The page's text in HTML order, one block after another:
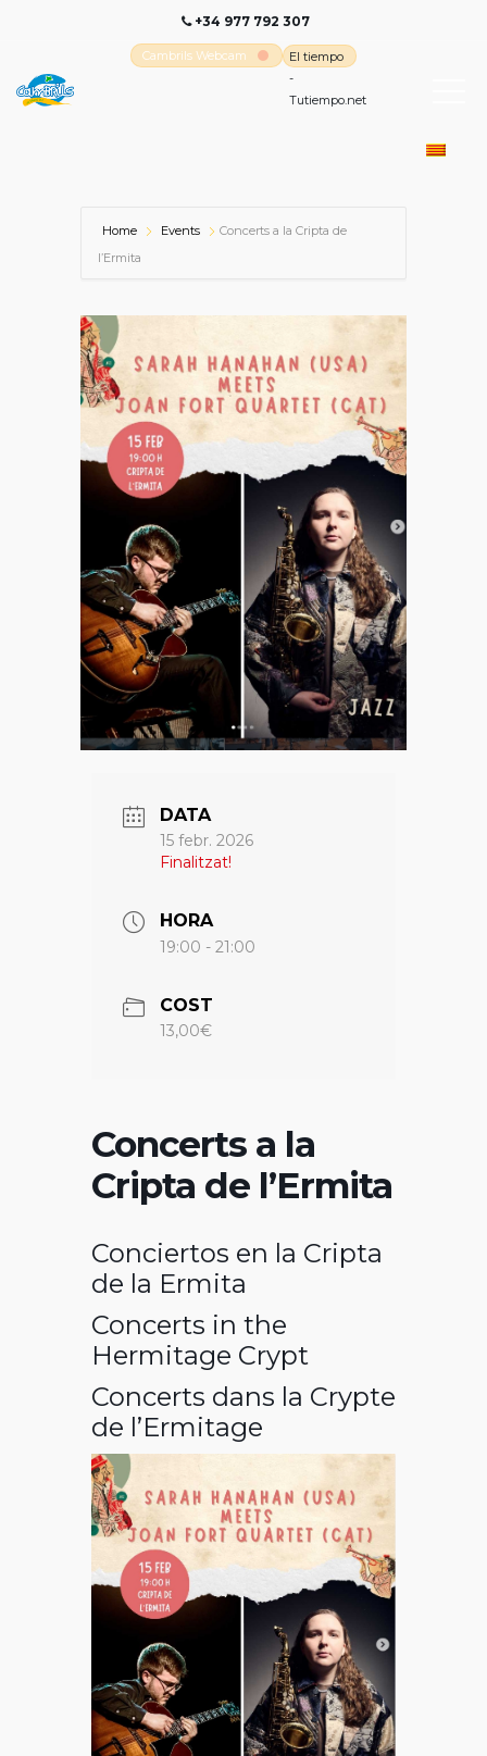
+34 977 792 307
Cambrils Webcam
El tiempo
-
Tutiempo.net
Home Events
Concerts a la Cripta de
l’Ermita
DATA
15 febr. 2026
Finalitzat!
HORA
19:00 - 21:00
COST
13,00€
Concerts a la
Cripta de l’Ermita
Conciertos en la Cripta
de la Ermita
Concerts in the
Hermitage Crypt
Concerts dans la Crypte
de l’Ermitage